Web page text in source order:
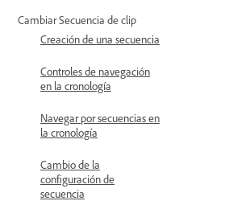
Cambiar Secuencia de clip
Creación de una secuencia
Controles de navegación
en la cronología
Navegar por secuencias en
la cronología
Cambio de la
configuración de
secuencia